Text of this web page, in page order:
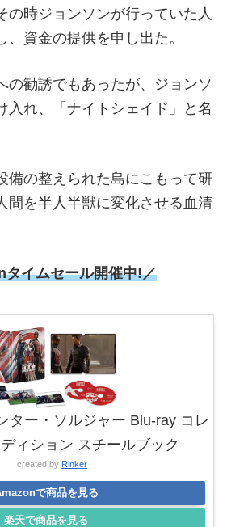
の時ジョンソンが行っていた人
資金の提供を申し出た。
の勧誘でもあったが、ジョンソ
入れ、「ナイトシェイド」と名
備の整えられた島にこもって研
間を半人半獣に変化させる血清
タイムセール開催中!／
ター・ソルジャー Blu-ray コレ
ィション スチールブック
created by Rinker
で商品を見る
楽天で商品を見る